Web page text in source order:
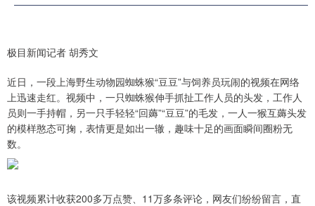
极目新闻记者 胡秀文
近日，一段上海野生动物园蜘蛛猴“豆豆”与饲养员玩闹的视频在网络
上迅速走红。视频中，一只蜘蛛猴伸手抓扯工作人员的头发，工作人
员则一手持帽，另一只手轻轻“回薅”“豆豆”的毛发，一人一猴互薅头发
的模样憨态可掬，表情更是如出一辙，趣味十足的画面瞬间圈粉无
数。
该视频累计收获200多万点赞、11万多条评论，网友们纷纷留言，直